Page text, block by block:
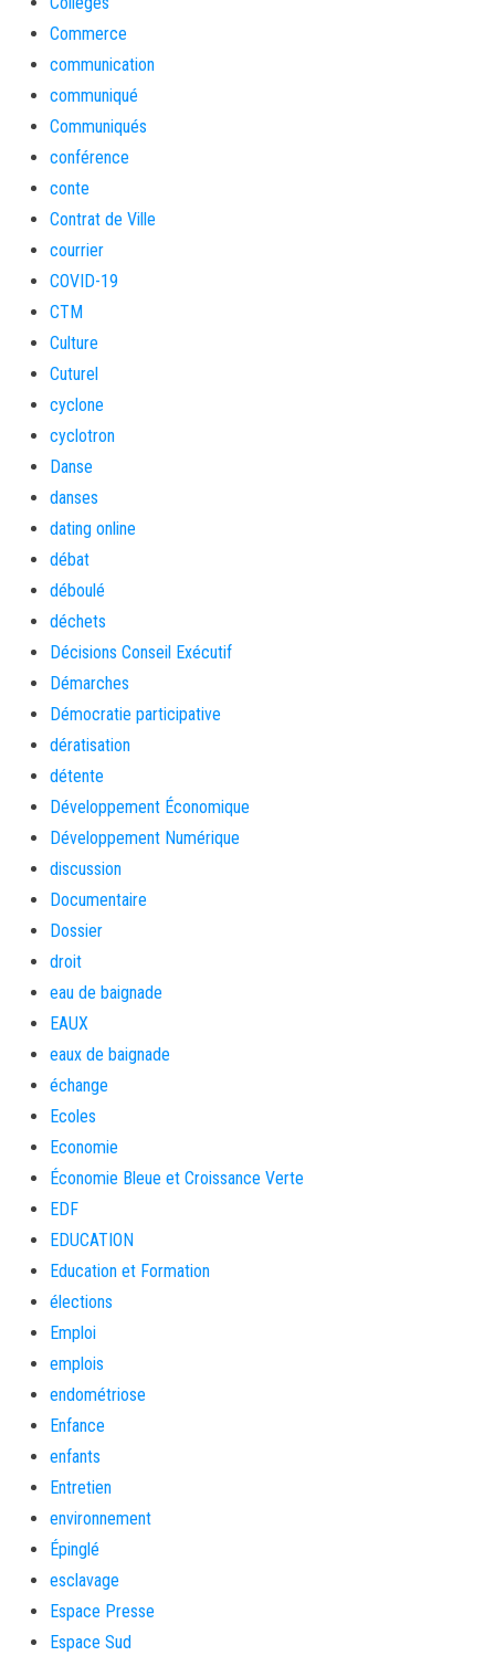
Commerce
communication
communiqué
Communiqués
conférence
conte
Contrat de Ville
courrier
COVID-19
CTM
Culture
Cuturel
cyclone
cyclotron
Danse
danses
dating online
débat
déboulé
déchets
Décisions Conseil Exécutif
Démarches
Démocratie participative
dératisation
détente
Développement Économique
Développement Numérique
discussion
Documentaire
Dossier
droit
eau de baignade
EAUX
eaux de baignade
échange
Ecoles
Economie
Économie Bleue et Croissance Verte
EDF
EDUCATION
Education et Formation
élections
Emploi
emplois
endométriose
Enfance
enfants
Entretien
environnement
Épinglé
esclavage
Espace Presse
Espace Sud